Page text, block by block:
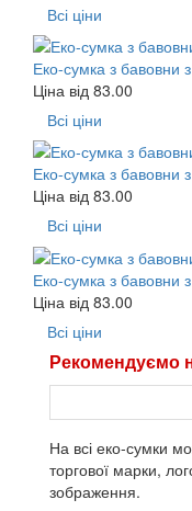
Всі ціни
Еко-сумка з бавовни
Ціна від 83.00
Всі ціни
Еко-сумка з бавовни
Ціна від 83.00
Всі ціни
Еко-сумка з бавовни
Ціна від 83.00
Всі ціни
Рекомендуємо
На всі еко-сумки
торгової марки,
зображення.